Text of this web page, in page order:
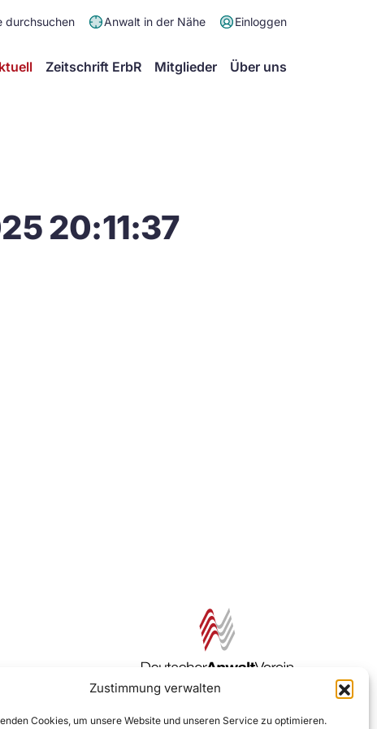
Zustimmung verwalten
Cookies, um unsere Website und unseren Service zu optimieren.
durchsuchen Anwalt in der Nähe Einloggen
Zeitschrift ErbR Mitglieder Über uns
20:11:37
Zur DAV Webseite